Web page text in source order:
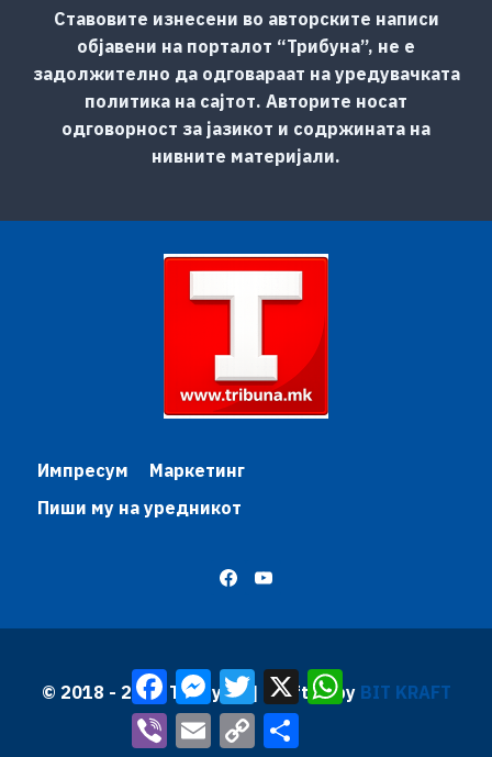
Ставовите изнесени во авторските написи
објавени на порталот “Трибуна”, не е
задолжително да одговараат на уредувачката
политика на сајтот. Авторите носат
одговорност за јазикот и содржината на
нивните материјали.
Импресум
Маркетинг
Пиши му на уредникот
© 2018 - 2026 Трибуна | Krafted by BIT KRAFT
FacebookMessenger
TwitterX
Viber
Email Copy
Link